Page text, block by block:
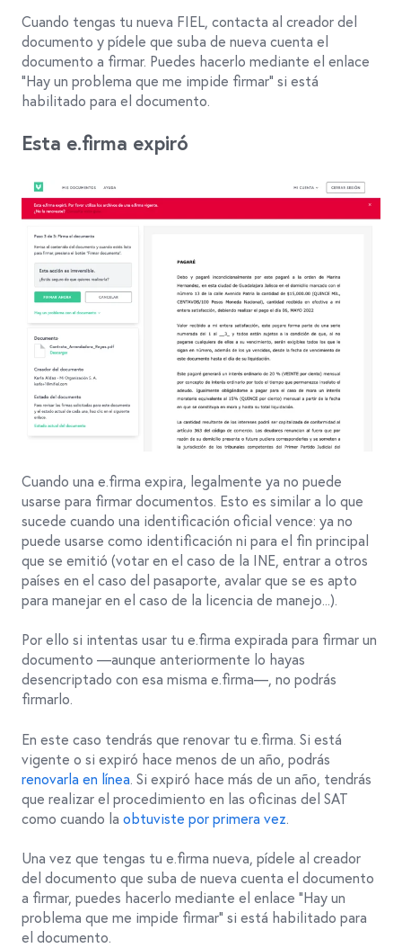
Cuando tengas tu nueva FIEL, contacta al creador del
documento y pídele que suba de nueva cuenta el
documento a firmar. Puedes hacerlo mediante el enlace
"Hay un problema que me impide firmar" si está
habilitado para el documento.
Esta e.firma expiró
Cuando una e.firma expira, legalmente ya no puede
usarse para firmar documentos. Esto es similar a lo que
sucede cuando una identificación oficial vence: ya no
puede usarse como identificación ni para el fin principal
que se emitió (votar en el caso de la INE, entrar a otros
países en el caso del pasaporte, avalar que se es apto
para manejar en el caso de la licencia de manejo...).
Por ello si intentas usar tu e.firma expirada para firmar un
documento —aunque anteriormente lo hayas
desencriptado con esa misma e.firma—, no podrás
firmarlo.
En este caso tendrás que renovar tu e.firma. Si está
vigente o si expiró hace menos de un año, podrás
renovarla en línea. Si expiró hace más de un año, tendrás
que realizar el procedimiento en las oficinas del SAT
como cuando la obtuviste por primera vez.
Una vez que tengas tu e.firma nueva, pídele al creador
del documento que suba de nueva cuenta el documento
a firmar, puedes hacerlo mediante el enlace "Hay un
problema que me impide firmar" si está habilitado para
el documento.